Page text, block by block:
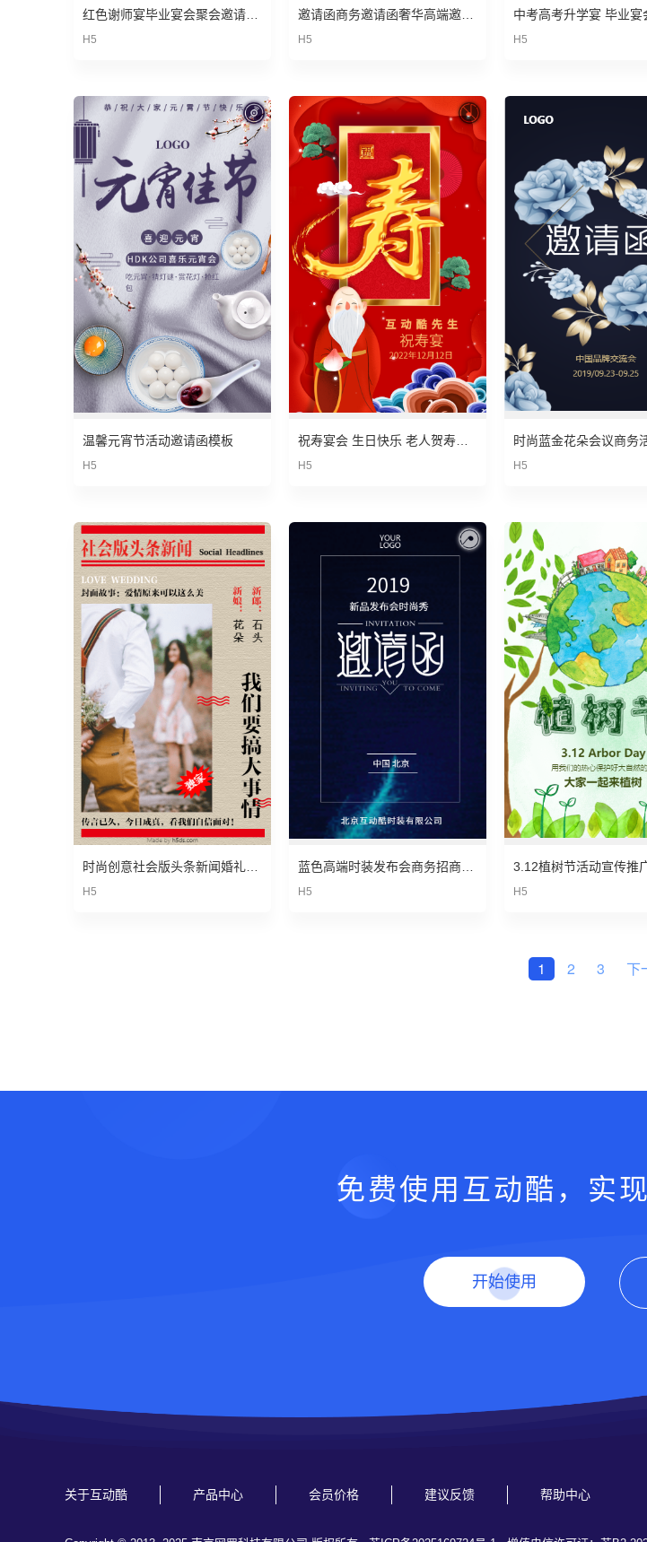
H5 H5 H5
温馨元宵节活动邀请函模板
H5 H5 H5
H5 H5
3.12植树节活动宣传推
H5
1 2 3 下
免费使用互动酷，实
开始使用
关于互动酷 产品中心 会员价格 建议反馈 帮助中心